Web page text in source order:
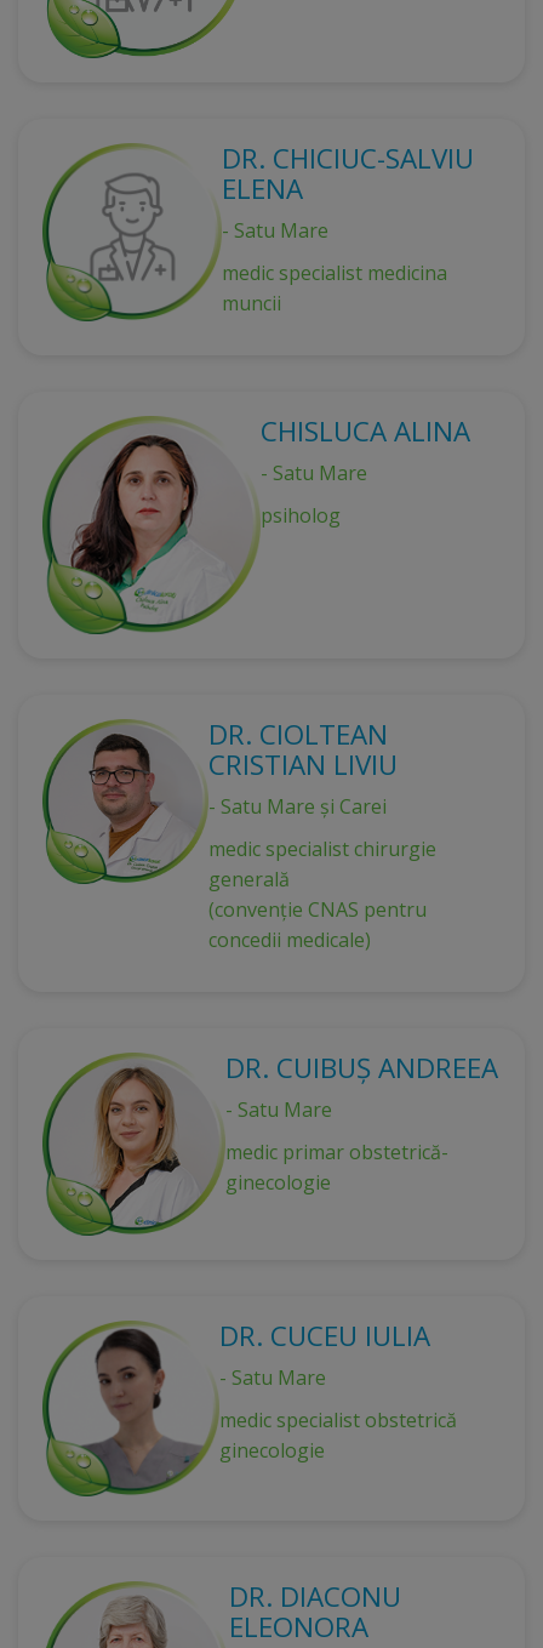
DR. CHICIUC-SALVIU
ELENA
- Satu Mare
medic specialist medicina
muncii
CHISLUCA ALINA
- Satu Mare
psiholog
DR. CIOLTEAN
CRISTIAN LIVIU
- Satu Mare și Carei
medic specialist chirurgie
generală
(convenție CNAS pentru
concedii medicale)
DR. CUIBUȘ ANDREEA
- Satu Mare
medic primar obstetrică-
ginecologie
DR. CUCEU IULIA
- Satu Mare
medic specialist obstetrică
ginecologie
DR. DIACONU
ELEONORA